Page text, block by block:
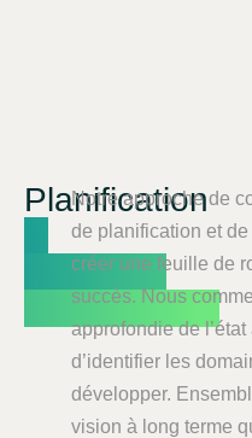
Planification
stratégie
d’entreprise
Notre approche de
de planification et
créer une feuille de
succès. Nous
approfondie de
d’identifier les
développer.
vision à long terme